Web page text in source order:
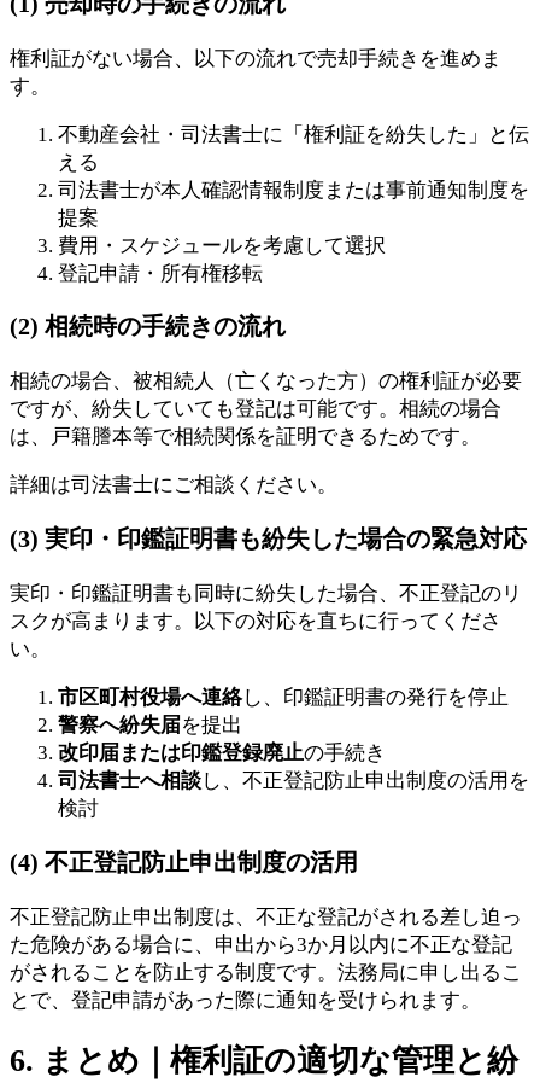
権利証がない場合、以下の流れで売却手続きを進めま
す。
不動産会社・司法書士に「権利証を紛失した」と伝
える
司法書士が本人確認情報制度または事前通知制度を
提案
費用・スケジュールを考慮して選択
登記申請・所有権移転
(2) 相続時の手続きの流れ
相続の場合、被相続人（亡くなった方）の権利証が必要
ですが、紛失していても登記は可能です。相続の場合
は、戸籍謄本等で相続関係を証明できるためです。
詳細は司法書士にご相談ください。
(3) 実印・印鑑証明書も紛失した場合の緊急対応
実印・印鑑証明書も同時に紛失した場合、不正登記のリ
スクが高まります。以下の対応を直ちに行ってくださ
い。
市区町村役場へ連絡し、印鑑証明書の発行を停止
警察へ紛失届を提出
改印届または印鑑登録廃止の手続き
司法書士へ相談し、不正登記防止申出制度の活用を
検討
(4) 不正登記防止申出制度の活用
不正登記防止申出制度は、不正な登記がされる差し迫っ
た危険がある場合に、申出から3か月以内に不正な登記
がされることを防止する制度です。法務局に申し出るこ
とで、登記申請があった際に通知を受けられます。
6. まとめ｜権利証の適切な管理と紛